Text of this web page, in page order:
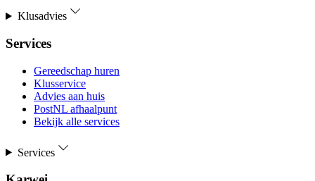
Klusadvies
Services
Gereedschap huren
Klusservice
Advies aan huis
PostNL afhaalpunt
Bekijk alle services
Services